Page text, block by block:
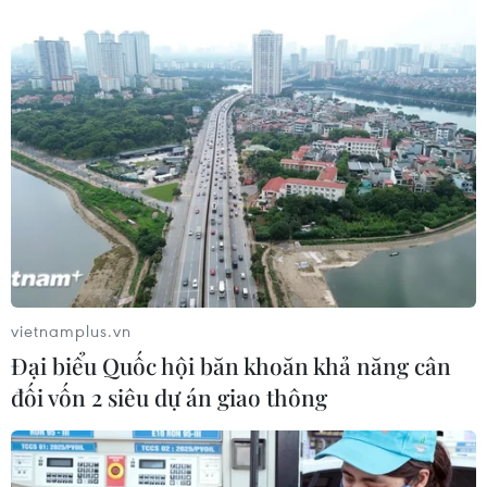
của hội nghị Thượng đỉnh Trump – Kim lần này
sẽ được truyền đi toàn thế giới do ý nghĩa lịch
sử của cuộc gặp, và cơ hội để hai bên ký hiệp
định hòa bình thay cho thỏa thuận đình chiến
của hơn 60 năm trước./.
(Vietnam+)
vietnamplus.vn
Đại biểu Quốc hội băn khoăn khả năng cân
đối vốn 2 siêu dự án giao thông